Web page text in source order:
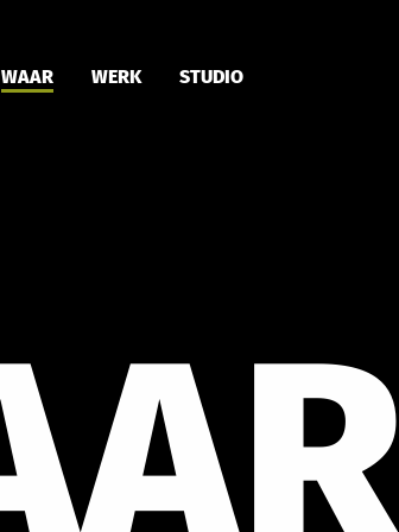
WAAR WERK STUDIO